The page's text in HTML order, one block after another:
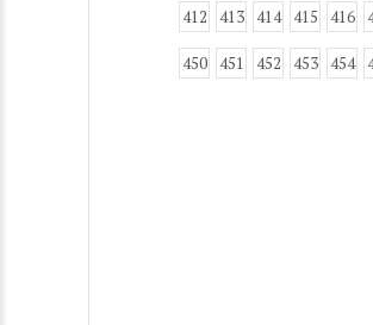
412 413 414 415 416
450 451 452 453 454